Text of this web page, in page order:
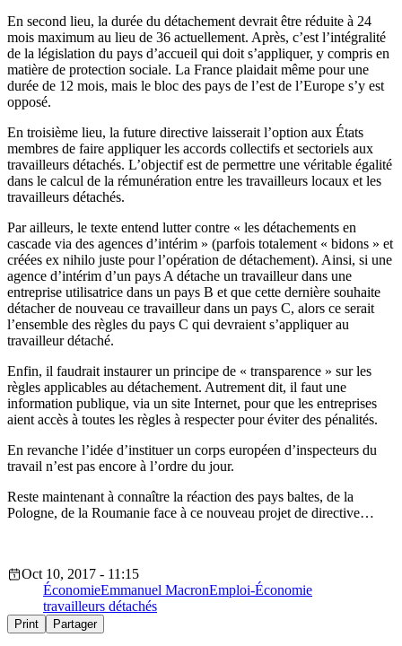
En second lieu, la durée du détachement devrait être réduite à 24
mois maximum au lieu de 36 actuellement. Après, c’est l’intégralité
de la législation du pays d’accueil qui doit s’appliquer, y compris en
matière de protection sociale. La France plaidait même pour une
durée de 12 mois, mais le bloc des pays de l’est de l’Europe s’y est
opposé.
En troisième lieu, la future directive laisserait l’option aux États
membres de faire appliquer les accords collectifs et sectoriels aux
travailleurs détachés. L’objectif est de permettre une véritable égalité
dans le calcul de la rémunération entre les travailleurs locaux et les
travailleurs détachés.
Par ailleurs, le texte entend lutter contre « les détachements en
cascade via des agences d’intérim » (parfois totalement « bidons » et
créées ex nihilo juste pour l’opération de détachement). Ainsi, si une
agence d’intérim d’un pays A détache un travailleur dans une
entreprise utilisatrice dans un pays B et que cette dernière souhaite
détacher de nouveau ce travailleur dans un pays C, alors ce serait
l’ensemble des règles du pays C qui devraient s’appliquer au
travailleur détaché.
Enfin, il faudrait instaurer un principe de « transparence » sur les
règles applicables au détachement. Autrement dit, il faut une
information publique, via un site Internet, pour que les entreprises
aient accès à toutes les règles à respecter pour éviter des pénalités.
En revanche l’idée d’instituer un corps européen d’inspecteurs du
travail n’est pas encore à l’ordre du jour.
Reste maintenant à connaître la réaction des pays baltes, de la
Pologne, de la Roumanie face à ce nouveau projet de directive…
Oct 10, 2017 - 11:15
ÉconomieEmmanuel MacronEmploi-Économie
travailleurs détachés
Print Partager